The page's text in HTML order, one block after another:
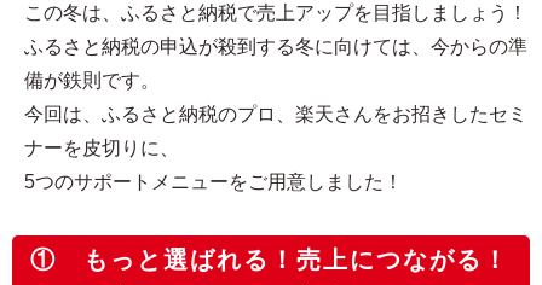
この冬は、ふるさと納税で売上アップを目指しましょう！
ふるさと納税の申込が殺到する冬に向けては、今からの準
備が鉄則です。
今回は、ふるさと納税のプロ、楽天さんをお招きしたセミ
ナーを皮切りに、
5つのサポートメニューをご用意しました！
① もっと選ばれる！売上につながる！